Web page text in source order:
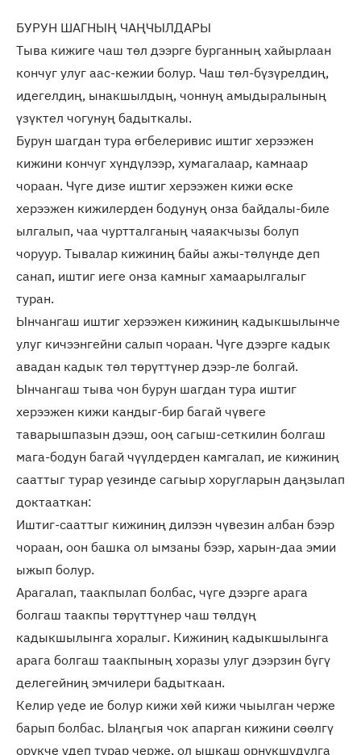
БУРУН ШАГНЫҢ ЧАҢЧЫЛДАРЫ
Тыва кижиге чаш төл дээрге бурганның хайырлаан
кончуг улуг аас-кежии болур. Чаш төл-бүзүрелдиң,
идегелдиң, ынакшылдың, чоннуң амыдыралының
үзүктел чогунуң бадыткалы.
Бурун шагдан тура өгбелеривис иштиг херээжен
кижини кончуг хүндүлээр, хумагалаар, камнаар
чораан. Чүге дизе иштиг херээжен кижи өске
херээжен кижилерден бодунуң онза байдалы-биле
ылгалып, чаа чуртталганың чаяакчызы болуп
чоруур. Тывалар кижиниң байы ажы-төлүнде деп
санап, иштиг иеге онза камныг хамаарылгалыг
туран.
Ынчангаш иштиг херээжен кижиниң кадыкшылынче
улуг кичээнгейни салып чораан. Чүге дээрге кадык
авадан кадык төл төрүттүнер дээр-ле болгай.
Ынчангаш тыва чон бурун шагдан тура иштиг
херээжен кижи кандыг-бир багай чүвеге
таварышпазын дээш, ооң сагыш-сеткилин болгаш
мага-бодун багай чүүлдерден камгалап, ие кижиниң
сааттыг турар үезинде сагыыр хоругларын даңзылап
доктааткан:
Иштиг-сааттыг кижиниң дилээн чүвезин албан бээр
чораан, оон башка ол ымзаны бээр, харын-даа эмии
ыжып болур.
Арагалап, таакпылап болбас, чүге дээрге арага
болгаш таакпы төрүттүнер чаш төлдүң
кадыкшылынга хоралыг. Кижиниң кадыкшылынга
арага болгаш таакпының хоразы улуг дээрзин бүгү
делегейниң эмчилери бадыткаан.
Келир үеде ие болур кижи хөй кижи чыылган черже
барып болбас. Ылаңгыя чок апарган кижини сөөлгү
орукче үдеп турар черже, ол ышкаш орнукшудулга